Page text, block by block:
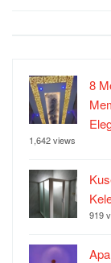
8
1,642 views
919